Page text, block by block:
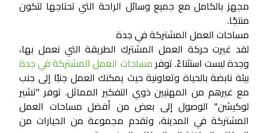
مجهز بالكامل مع جميع وسائل الراحة التي تحتاجها لتكون
منتجًا.
مساحات العمل المشتركة في جدة
لقد غيرت حركة العمل المشترك الطريقة التي نعمل بها،
وجدة ليست استثناءً. توفرمساحات العمل المشتركة في جدة
بيئة نابضة بالحياة وتعاونية حيث يمكنك العمل جنبًا إلى جنب
مع غيرهم من المهنيين ذوي التفكير المماثل. توفر "تشير
لوكيشن" الوصول إلى بعض من أفضل مساحات العمل
المشتركة في المدينة، وتقدم مجموعة من الخيارات من